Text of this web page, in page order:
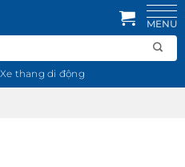
Xe thang di động